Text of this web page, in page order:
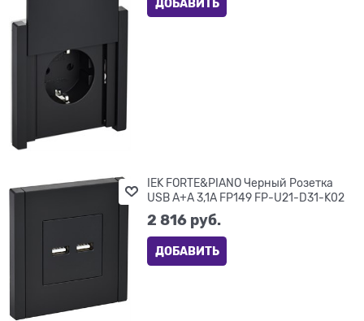
ДОБАВИТЬ
IEK FORTE&PIANO Черный Розетка
USB A+A 3,1А FP149 FP-U21-D31-K02
2 816 руб.
ДОБАВИТЬ